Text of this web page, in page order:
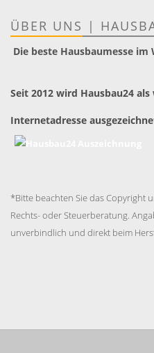
ÜBER UNS |
Die beste Hausbaumesse im
Seit 2012 wird Hausbau24
Internetadresse
*Bitte beachten Sie das Copyright
Rechts- oder Steuerberatung.
unverbindlich und direkt beim